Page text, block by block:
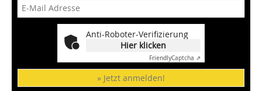
Anti-Roboter-Verifizierung
Hier klicken
FriendlyCaptcha ⇗
» Jetzt anmelden!